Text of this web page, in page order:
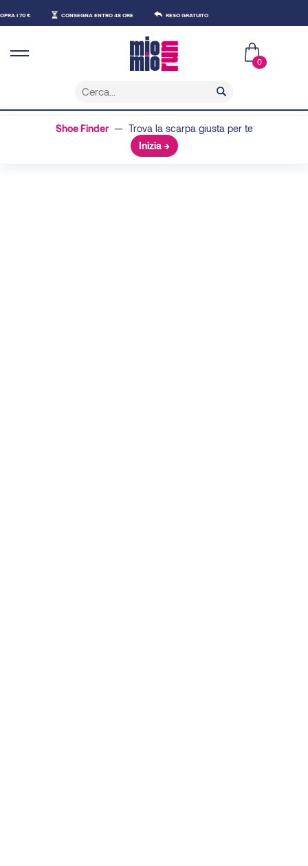
CONSEGNA ENTRO 48 ORE RESO GRATUITO
0
Shoe Finder— Trova la scarpa giusta per te
Inizia →